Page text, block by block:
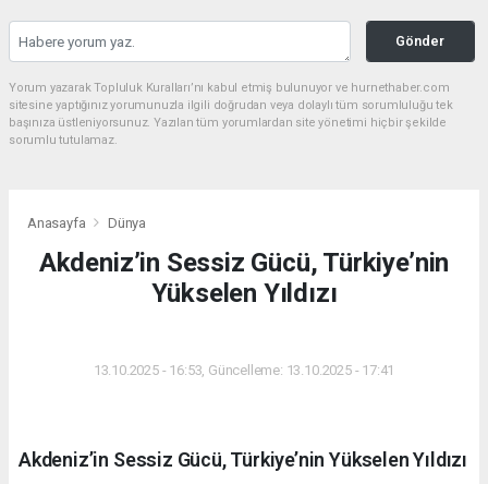
Gönder
Yorum yazarak Topluluk Kuralları’nı kabul etmiş bulunuyor ve hurnethaber.com
sitesine yaptığınız yorumunuzla ilgili doğrudan veya dolaylı tüm sorumluluğu tek
başınıza üstleniyorsunuz. Yazılan tüm yorumlardan site yönetimi hiçbir şekilde
sorumlu tutulamaz.
Anasayfa Dünya
Akdeniz’in Sessiz Gücü, Türkiye’nin
Yükselen Yıldızı
13.10.2025 - 16:53, Güncelleme: 13.10.2025 - 17:41
Akdeniz’in Sessiz Gücü, Türkiye’nin Yükselen Yıldızı